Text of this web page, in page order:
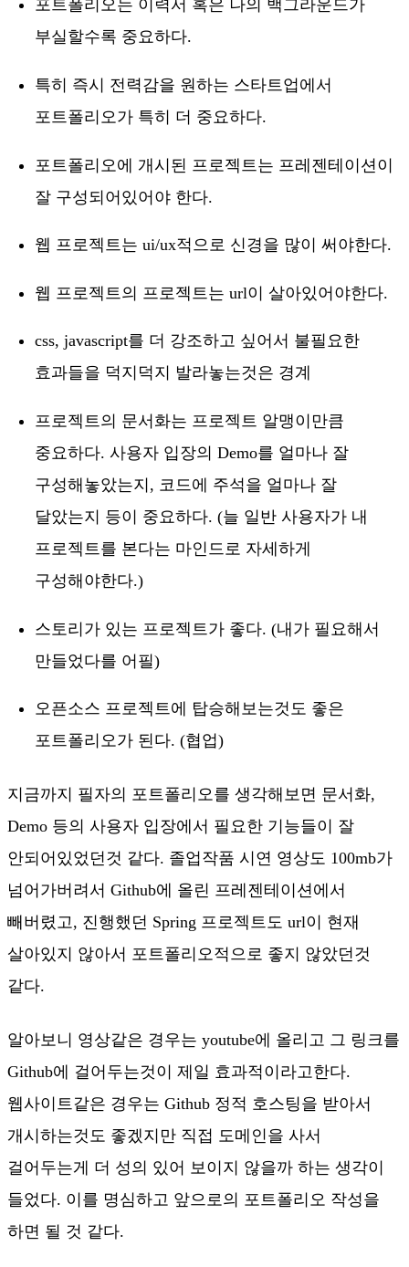
포트폴리오는 이력서 혹은 나의 백그라운드가
부실할수록 중요하다.
특히 즉시 전력감을 원하는 스타트업에서
포트폴리오가 특히 더 중요하다.
포트폴리오에 개시된 프로젝트는 프레젠테이션이
잘 구성되어있어야 한다.
웹 프로젝트는 ui/ux적으로 신경을 많이 써야한다.
웹 프로젝트의 프로젝트는 url이 살아있어야한다.
css, javascript를 더 강조하고 싶어서 불필요한
효과들을 덕지덕지 발라놓는것은 경계
프로젝트의 문서화는 프로젝트 알맹이만큼
중요하다. 사용자 입장의 Demo를 얼마나 잘
구성해놓았는지, 코드에 주석을 얼마나 잘
달았는지 등이 중요하다. (늘 일반 사용자가 내
프로젝트를 본다는 마인드로 자세하게
구성해야한다.)
스토리가 있는 프로젝트가 좋다. (내가 필요해서
만들었다를 어필)
오픈소스 프로젝트에 탑승해보는것도 좋은
포트폴리오가 된다. (협업)
지금까지 필자의 포트폴리오를 생각해보면 문서화,
Demo 등의 사용자 입장에서 필요한 기능들이 잘
안되어있었던것 같다. 졸업작품 시연 영상도 100mb가
넘어가버려서 Github에 올린 프레젠테이션에서
빼버렸고, 진행했던 Spring 프로젝트도 url이 현재
살아있지 않아서 포트폴리오적으로 좋지 않았던것
같다.
알아보니 영상같은 경우는 youtube에 올리고 그 링크를
Github에 걸어두는것이 제일 효과적이라고한다.
웹사이트같은 경우는 Github 정적 호스팅을 받아서
개시하는것도 좋겠지만 직접 도메인을 사서
걸어두는게 더 성의 있어 보이지 않을까 하는 생각이
들었다. 이를 명심하고 앞으로의 포트폴리오 작성을
하면 될 것 같다.